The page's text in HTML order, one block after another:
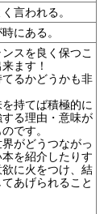
言われる。
時にある。
スを良く保つこ
ます！
るかどうかも非
持てば積極的に
る理由・意味が
です。
がどうつながっ
を紹介したりす
に火をつけ、結
あげられること